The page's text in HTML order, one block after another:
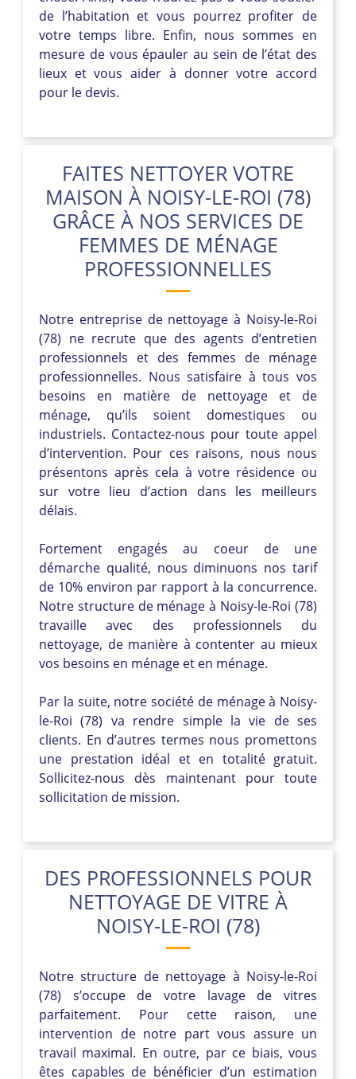
de l’habitation et vous pourrez profiter de
votre temps libre. Enfin, nous sommes en
mesure de vous épauler au sein de l’état des
lieux et vous aider à donner votre accord
pour le devis.
FAITES NETTOYER VOTRE
MAISON À NOISY-LE-ROI (78)
GRÂCE À NOS SERVICES DE
FEMMES DE MÉNAGE
PROFESSIONNELLES
Notre entreprise de nettoyage à Noisy-le-Roi
(78) ne recrute que des agents d’entretien
professionnels et des femmes de ménage
professionnelles. Nous satisfaire à tous vos
besoins en matière de nettoyage et de
ménage, qu’ils soient domestiques ou
industriels. Contactez-nous pour toute appel
d’intervention. Pour ces raisons, nous nous
présentons après cela à votre résidence ou
sur votre lieu d’action dans les meilleurs
délais.
Fortement engagés au coeur de une
démarche qualité, nous diminuons nos tarif
de 10% environ par rapport à la concurrence.
Notre structure de ménage à Noisy-le-Roi (78)
travaille avec des professionnels du
nettoyage, de manière à contenter au mieux
vos besoins en ménage et en ménage.
Par la suite, notre société de ménage à Noisy-
le-Roi (78) va rendre simple la vie de ses
clients. En d’autres termes nous promettons
une prestation idéal et en totalité gratuit.
Sollicitez-nous dès maintenant pour toute
sollicitation de mission.
DES PROFESSIONNELS POUR
NETTOYAGE DE VITRE À
NOISY-LE-ROI (78)
Notre structure de nettoyage à Noisy-le-Roi
(78) s’occupe de votre lavage de vitres
parfaitement. Pour cette raison, une
intervention de notre part vous assure un
travail maximal. En outre, par ce biais, vous
êtes capables de bénéficier d’un estimation